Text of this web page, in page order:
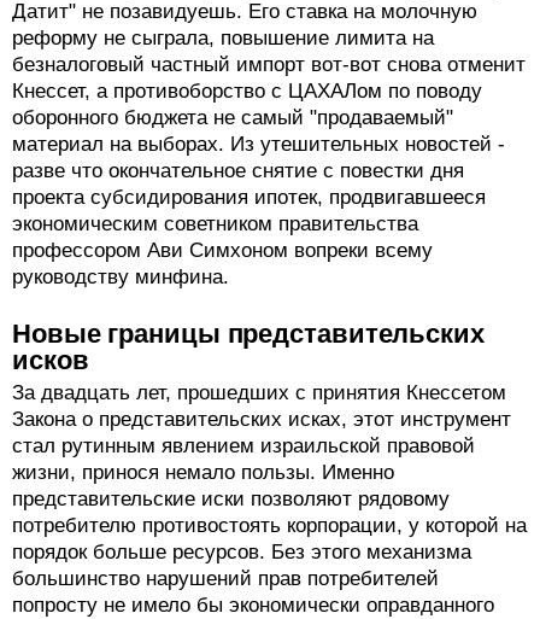
Датит" не позавидуешь. Его ставка на молочную
реформу не сыграла, повышение лимита на
безналоговый частный импорт вот-вот снова отменит
Кнессет, а противоборство с ЦАХАЛом по поводу
оборонного бюджета не самый "продаваемый"
материал на выборах. Из утешительных новостей -
разве что окончательное снятие с повестки дня
проекта субсидирования ипотек, продвигавшееся
экономическим советником правительства
профессором Ави Симхоном вопреки всему
руководству минфина.
Новые границы представительских
исков
За двадцать лет, прошедших с принятия Кнессетом
Закона о представительских исках, этот инструмент
стал рутинным явлением израильской правовой
жизни, принося немало пользы. Именно
представительские иски позволяют рядовому
потребителю противостоять корпорации, у которой на
порядок больше ресурсов. Без этого механизма
большинство нарушений прав потребителей
попросту не имело бы экономически оправданного